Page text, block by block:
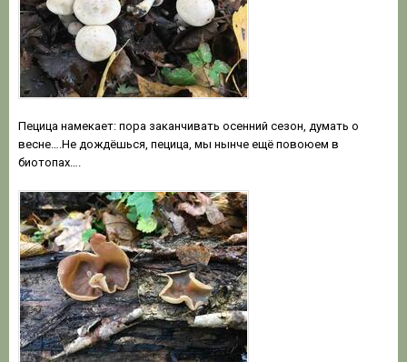
Пецица намекает: пора заканчивать осенний сезон, думать о
весне….Не дождёшься, пецица, мы нынче ещё повоюем в
биотопах….